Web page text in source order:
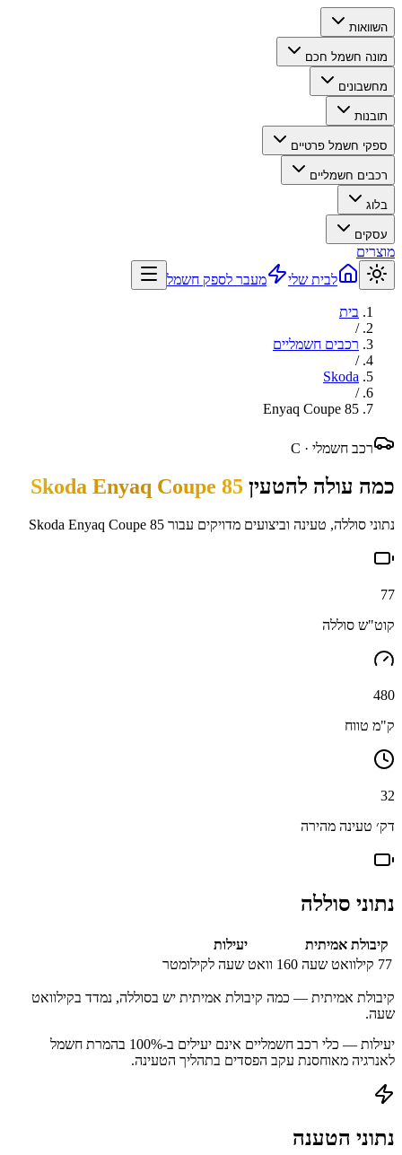
השוואות
מונה חשמל חכם
מחשבונים
תובנות
ספקי חשמל פרטיים
רכבים חשמליים
בלוג
עסקים
מוצרים
לבית שלי
מעבר לספק חשמל
בית
/
רכבים חשמליים
/
Skoda
/
Enyaq Coupe 85
רכב חשמלי · C
כמה עולה להטעין Skoda Enyaq Coupe 85
נתוני סוללה, טעינה וביצועים מדויקים עבור Skoda Enyaq Coupe 85
77
קוט"ש סוללה
480
ק"מ טווח
32
דק׳ טעינה מהירה
נתוני סוללה
קיבולת אמיתית
יעילות
77 קילוואט שעה 160 וואט שעה לקילומטר
קיבולת אמיתית — כמה קיבולת אמיתית יש בסוללה, נמדד בקילוואט
שעה.
יעילות — כלי רכב חשמליים אינם יעילים ב-100% בהמרת חשמל
לאנרגיה מאוחסנת עקב הפסדים בתהליך הטעינה.
נתוני הטענה